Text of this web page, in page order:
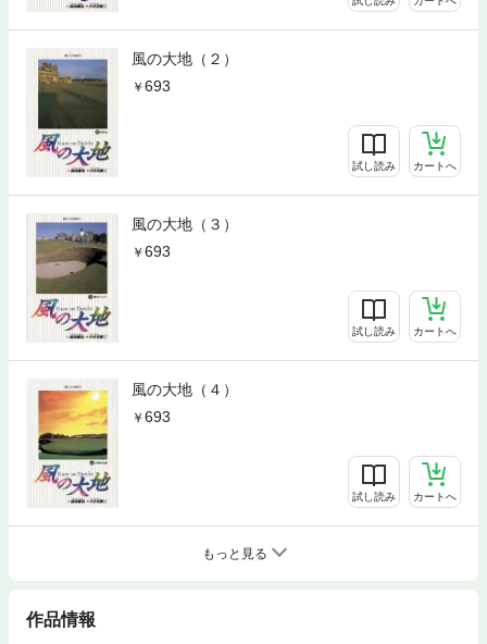
風の大地（２）
693
試し読み カートへ
風の大地（３）
693
試し読み カートへ
風の大地（４）
693
試し読み カートへ
もっと見る
作品情報